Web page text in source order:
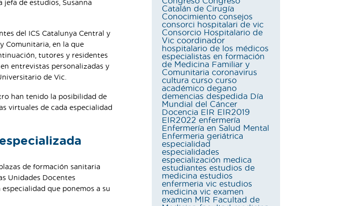
de estudios, Susanna
del ICS Catalunya Central y
Comunitaria, en la que
tutores y residentes
entrevistas personalizadas y
de Vic.
han tenido la posibilidad de
virtuales de cada especialidad
de formación sanitaria
Unidades Docentes
que ponemos a su
Catalán de Cirugía
Conocimiento consejos
consorci hospitalari de vic
Consorcio Hospitalario de
Vic coordinador
hospitalario de los médicos
especialistas en formación
de Medicina Familiar y
Comunitaria coronavirus
cultura curso curso
académico degano
demencias despedida Día
Mundial del Cáncer
Docencia EIR EIR2019
EIR2022 enfermería
Enfermería en Salud Mental
Enfermeria geriátrica
especialidad
especialidades
especialización medica
estudiantes estudios de
medicina estudios
enfermeria vic estudios
medicina vic examen
examen MIR Facultad de